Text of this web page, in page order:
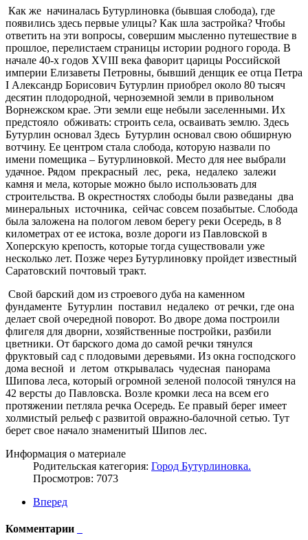
Как же начиналась Бутурлиновка (бывшая слобода), где
появились здесь первые улицы? Как шла застройка? Чтобы
ответить на эти вопросы, совершим мысленно путешествие в
прошлое, перелистаем страницы истории родного города. В
начале 40-х годов XVIII века фаворит царицы Российской
империи Елизаветы Петровны, бывший денщик ее отца Петра
I Александр Борисович Бутурлин приобрел около 80 тысяч
десятин плодородной, черноземной земли в привольном
Ворнежском крае. Эти земли еще небыли заселенными. Их
предстояло обживать: строить села, осваивать землю. Здесь
Бутурлин основал Здесь Бутурлин основал свою обширную
вотчину. Ее центром стала слобода, которую назвали по
имени помещика – Бутурлиновкой. Место для нее выбрали
удачное. Рядом прекрасный лес, река, недалеко залежи
камня и мела, которые можно было использовать для
строительства. В окрестностях слободы были разведаны два
минеральных источника, сейчас совсем позабытые. Слобода
была заложена на пологом левом берегу реки Осередь, в 8
километрах от ее истока, возле дороги из Павловской в
Хоперскую крепость, которые тогда существовали уже
несколько лет. Позже через Бутурлиновку пройдет известный
Саратовский почтовый тракт.
Свой барский дом из строевого дуба на каменном
фундаменте Бутурлин поставил недалеко от речки, где она
делает свой очередной поворот. Во дворе дома построили
флигеля для дворни, хозяйственные постройки, разбили
цветники. От барского дома до самой речки тянулся
фруктовый сад с плодовыми деревьями. Из окна господского
дома весной и летом открывалась чудесная панорама
Шипова леса, который огромной зеленой полосой тянулся на
42 версты до Павловска. Возле кромки леса на всем его
протяжении петляла речка Осередь. Ее правый берег имеет
холмистый рельеф с развитой овражно-балочной сетью. Тут
берет свое начало знаменитый Шипов лес.
Информация о материале
Родительская категория: Город Бутурлиновка.
Просмотров: 7073
Вперед
Комментарии